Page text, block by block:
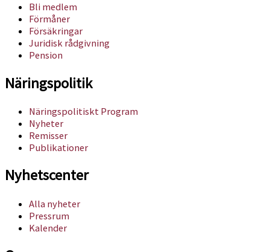
Bli medlem
Förmåner
Försäkringar
Juridisk rådgivning
Pension
Näringspolitik
Näringspolitiskt Program
Nyheter
Remisser
Publikationer
Nyhetscenter
Alla nyheter
Pressrum
Kalender